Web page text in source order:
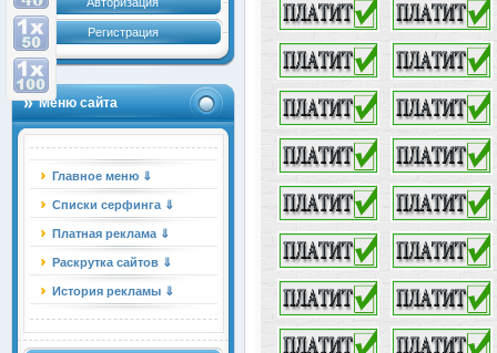
Регистрация
Меню сайта
Главное меню ⇓
Списки серфинга ⇓
Платная реклама ⇓
Раскрутка сайтов ⇓
История рекламы ⇓